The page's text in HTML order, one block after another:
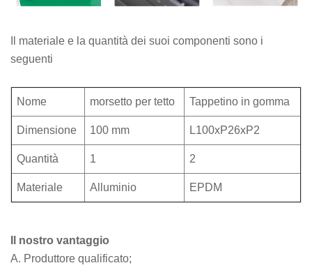
Il materiale e la quantità dei suoi componenti sono i
seguenti
Nome morsetto per tetto Tappetino in gomma
Dimensione 100 mm L100xP26xP2
Quantità 1 2
Materiale Alluminio EPDM
Il nostro vantaggio
A. Produttore qualificato;